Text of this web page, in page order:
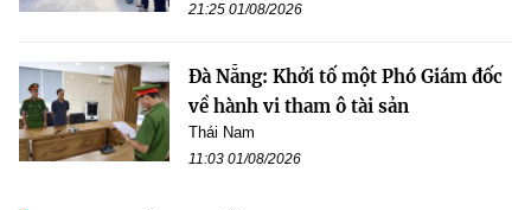
21:25 01/08/2026
Đà Nẵng: Khởi tố một Phó Giám đốc
về hành vi tham ô tài sản
Thái Nam
11:03 01/08/2026